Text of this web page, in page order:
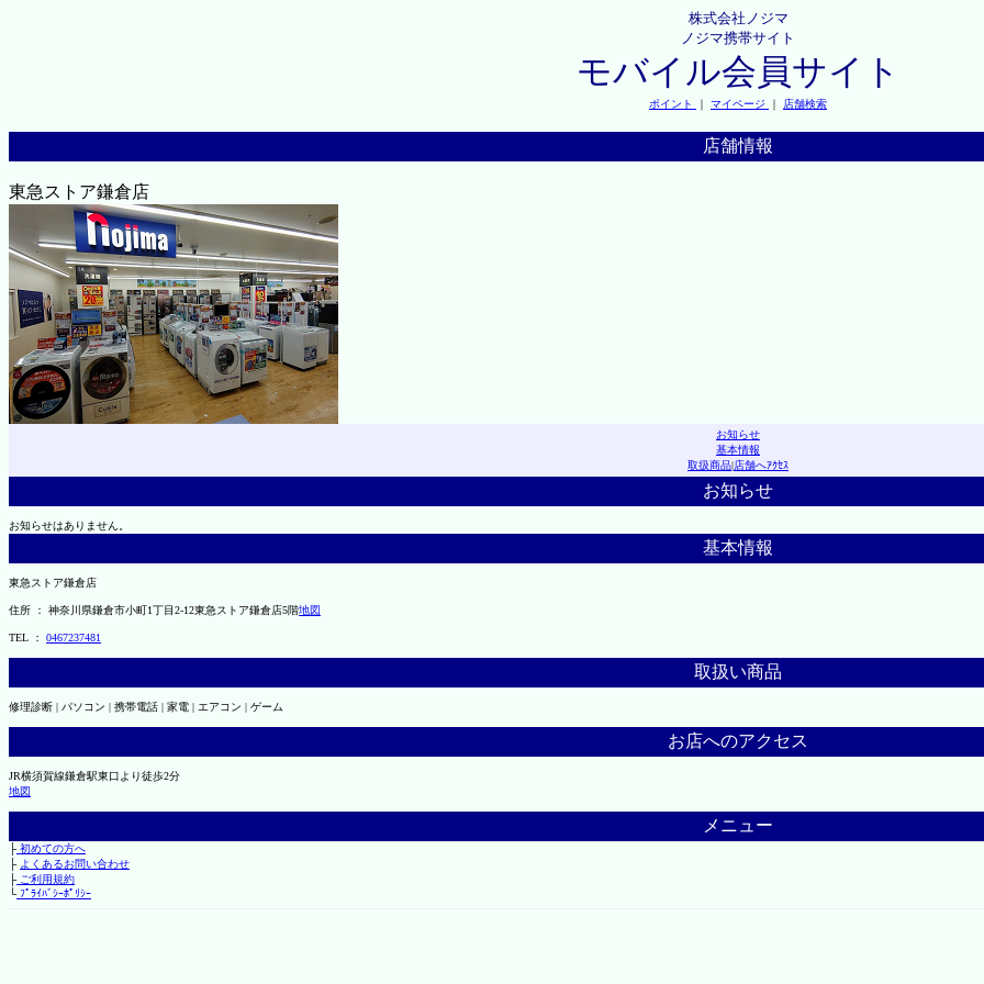
株式会社ノジマ
ノジマ携帯サイト
モバイル会員サイト
ポイント ｜ マイページ ｜ 店舗検索
店舗情報
東急ストア鎌倉店
お知らせ
基本情報
取扱商品|店舗へｱｸｾｽ
お知らせ
お知らせはありません。
基本情報
東急ストア鎌倉店
住所 ： 神奈川県鎌倉市小町1丁目2-12東急ストア鎌倉店5階地図
TEL ： 0467237481
取扱い商品
修理診断 | パソコン | 携帯電話 | 家電 | エアコン | ゲーム
お店へのアクセス
JR横須賀線鎌倉駅東口より徒歩2分
地図
メニュー
├初めての方へ
├ よくあるお問い合わせ
├ご利用規約
└ﾌﾟﾗｲﾊﾞｼｰﾎﾟﾘｼｰ